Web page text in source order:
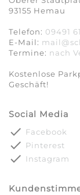
93155 Hemau
Telefon: 09491
E-Mail:
Termine: nach
Kostenlose
Geschäft!
Social Media
done Facebook
done Pinterest
done Instagram